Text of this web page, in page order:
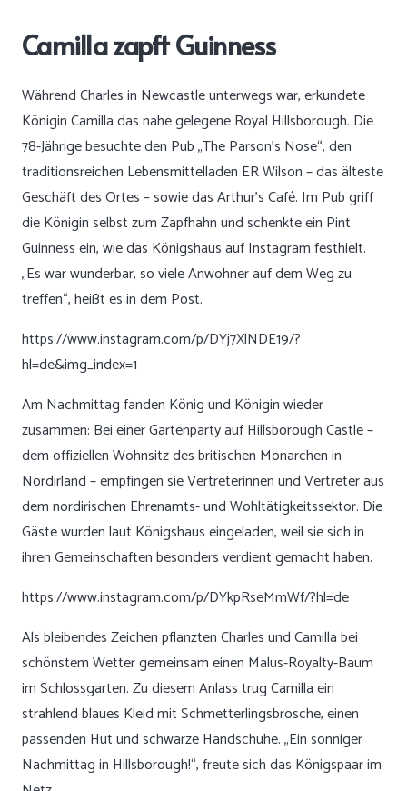
Camilla zapft Guinness
Während Charles in Newcastle unterwegs war, erkundete
Königin Camilla das nahe gelegene Royal Hillsborough. Die
78-Jährige besuchte den Pub „The Parson’s Nose“, den
traditionsreichen Lebensmittelladen ER Wilson – das älteste
Geschäft des Ortes – sowie das Arthur’s Café. Im Pub griff
die Königin selbst zum Zapfhahn und schenkte ein Pint
Guinness ein, wie das Königshaus auf Instagram festhielt.
„Es war wunderbar, so viele Anwohner auf dem Weg zu
treffen“, heißt es in dem Post.
https://www.instagram.com/p/DYj7XlNDE19/?
hl=de&img_index=1
Am Nachmittag fanden König und Königin wieder
zusammen: Bei einer Gartenparty auf Hillsborough Castle –
dem offiziellen Wohnsitz des britischen Monarchen in
Nordirland – empfingen sie Vertreterinnen und Vertreter aus
dem nordirischen Ehrenamts- und Wohltätigkeitssektor. Die
Gäste wurden laut Königshaus eingeladen, weil sie sich in
ihren Gemeinschaften besonders verdient gemacht haben.
https://www.instagram.com/p/DYkpRseMmWf/?hl=de
Als bleibendes Zeichen pflanzten Charles und Camilla bei
schönstem Wetter gemeinsam einen Malus-Royalty-Baum
im Schlossgarten. Zu diesem Anlass trug Camilla ein
strahlend blaues Kleid mit Schmetterlingsbrosche, einen
passenden Hut und schwarze Handschuhe. „Ein sonniger
Nachmittag in Hillsborough!“, freute sich das Königspaar im